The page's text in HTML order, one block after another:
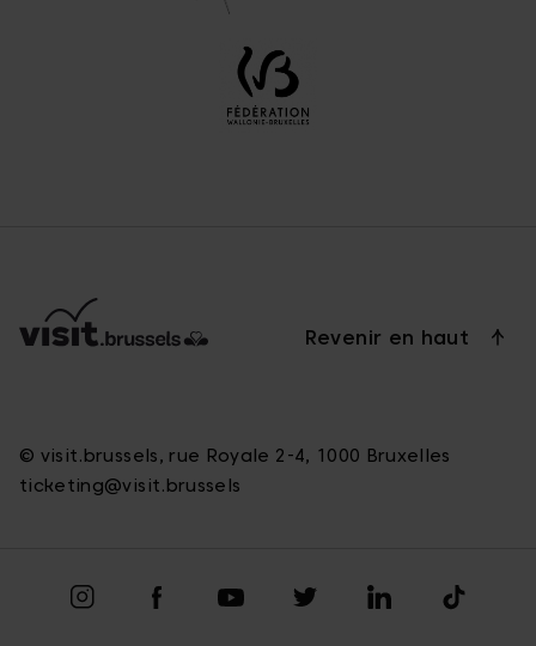
© visit.brussels, rue Royale 2-4, 1000 Bruxelles
ticketing@visit.brussels
Revenir en haut